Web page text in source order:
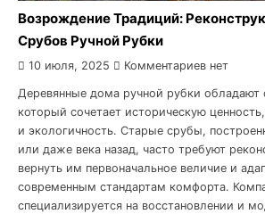
Возрождение Традиций:
Срубов Ручной Рубки
10 июля, 2025 Комментариев нет
Деревянные дома ручной рубки
который сочетает историческую
и экологичность. Старые срубы,
или даже века назад, часто требуют
вернуть им первоначальное величие и
современным стандартам комфорта.
специализируется на восстановлении и